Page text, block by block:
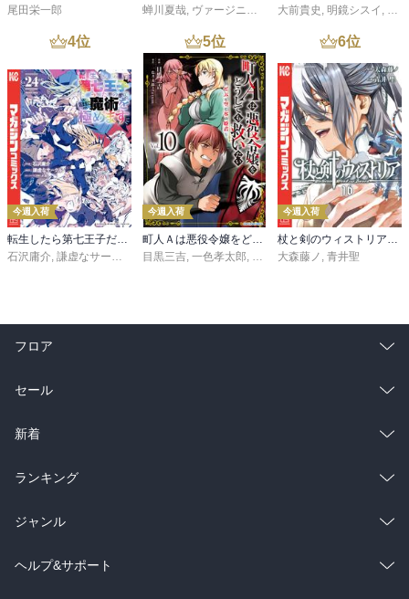
尾田栄一郎
蝉川夏哉, ヴァージニア二等兵 ,転
大前貴史 , 明鏡シスイ , ｔ
4位
今週入荷
石沢庸介 謙虚なサークル メル。
5位
今週入荷
目黒三吉 一色孝太郎 Parum
6位
今週入荷
大森藤ノ 青井聖
フロア
総合
ラノベ
雑誌・グラビア
BL・TL
セール
総合
ラノベ
雑誌・グラビア
BL・TL
新着
総合
ラノベ
雑誌・グラビア
ランキング
総合
ラノベ
ジャンル
コミック
ヘルプ&サポート